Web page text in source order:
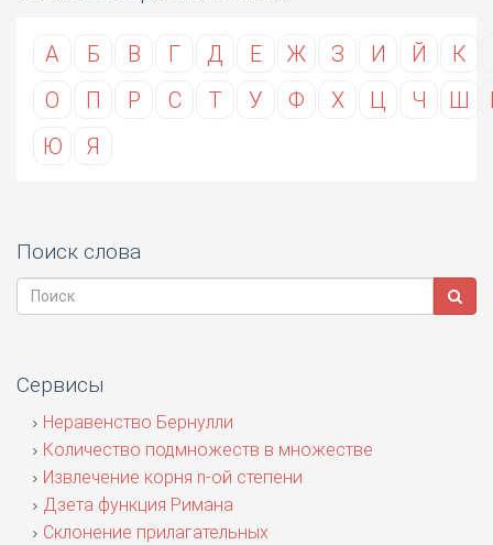
А Б В Г Д Е Ж З И Й К
О
П Р С Т У Ф Х Ц Ч Ш
Ю
Я
Поиск слова
Сервисы
Неравенство Бернулли
Количество подмножеств в множестве
Извлечение корня n-ой степени
Дзета функция Римана
Склонение прилагательных